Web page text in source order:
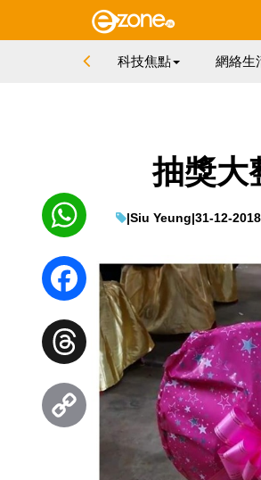
科技焦點 網絡生
抽獎大
|Siu Yeung|31-12-
WhatsApp
Facebook
Threads